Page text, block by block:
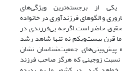
یکی از برجسته‌ترین ویژگی‌های
و الگوهای فرزندآوری در خانواده
حاضر است.اگرچه بی‌فرزندی در
قرن بیست‌ویکم نه تنها شاهد رشد
پیش‌بینی‌های جمعیت‌شناسان نشان
زوجینی که هرگز صاحب فرزند